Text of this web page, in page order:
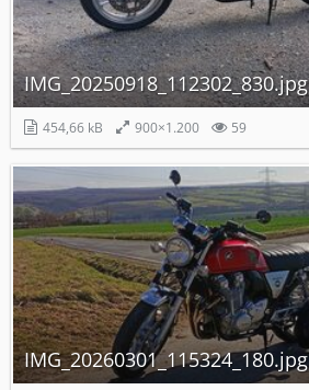
IMG_20250918_112302_830.jpg
454,66 kB 900×1.200 59
IMG_20260301_115324_180.jpg